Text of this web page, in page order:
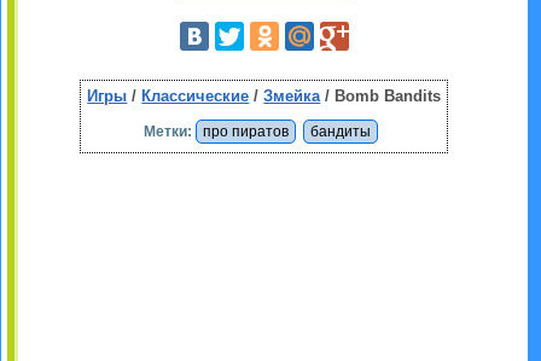
Игры / Классические /Змейка/ Bomb Bandits
Метки: про пиратов бандиты